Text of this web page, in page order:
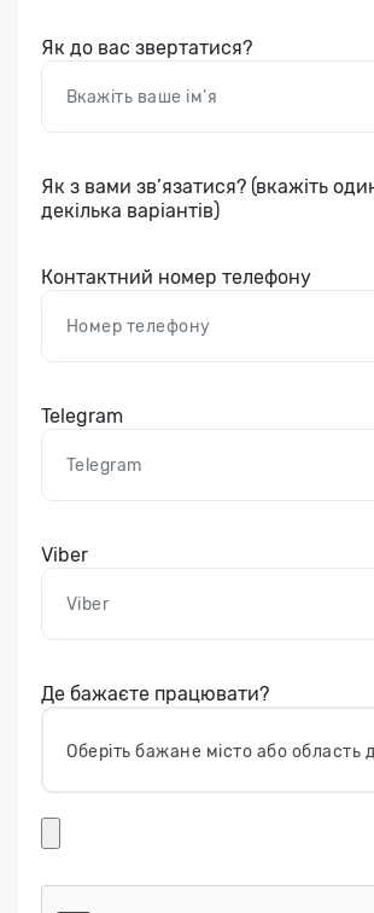
Як до вас звертатися?
Як з вами зв’язатися? (вкажіть
декілька варіантів)
Контактний номер телефону
Telegram
Viber
Де бажаєте працювати?